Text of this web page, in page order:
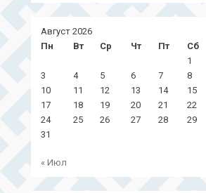
Август 2026
Пн
Вт Ср Чт Пт Сб
1
3
4 5 6 7 8
10
11 12 13 14 15
17
18 19 20 21 22
24
25 26 27 28 29
31
« Июл